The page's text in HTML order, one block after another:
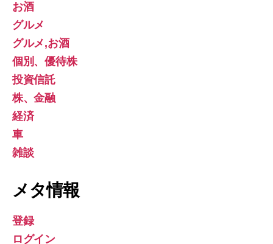
お酒
グルメ
グルメ,お酒
個別、優待株
投資信託
株、金融
経済
車
雑談
メタ情報
登録
ログイン